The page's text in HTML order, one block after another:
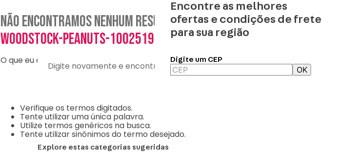
Encontre as melhores
ofertas e condições de frete
para sua região
Digite um CEP
OK
Não encontramos nenhum resultado para "caneca-tom-
woodstock-peanuts-10025193
O que eu devo fazer?
Verifique os termos digitados.
Tente utilizar uma única palavra.
Utilize termos genéricos na busca.
Tente utilizar sinônimos do termo desejado.
Digite novamente e encontre o que precisa
Explore estas categorias sugeridas